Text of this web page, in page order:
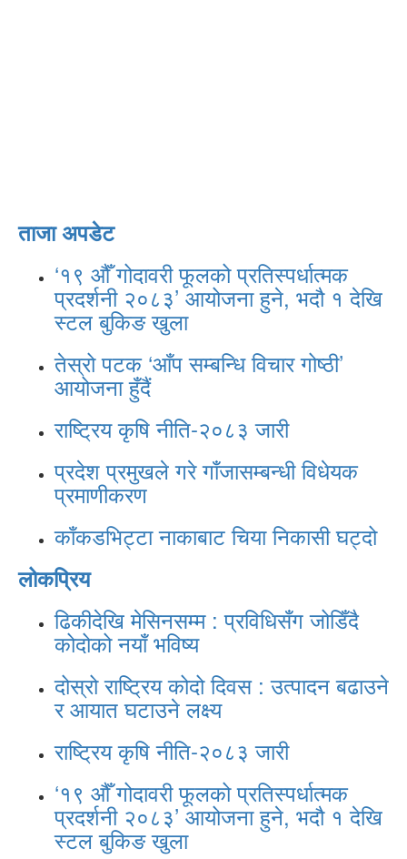
ताजा अपडेट
‘१९ औँ गोदावरी फूलको प्रतिस्पर्धात्मक
प्रदर्शनी २०८३’ आयोजना हुने, भदौ १ देखि
स्टल बुकिङ खुला
तेस्रो पटक ‘आँप सम्बन्धि विचार गोष्ठी’
आयोजना हुँदैं
राष्ट्रिय कृषि नीति-२०८३ जारी
प्रदेश प्रमुखले गरे गाँजासम्बन्धी विधेयक
प्रमाणीकरण
काँकडभिट्टा नाकाबाट चिया निकासी घट्दो
लोकप्रिय
ढिकीदेखि मेसिनसम्म : प्रविधिसँग जोडिँदै
कोदोको नयाँ भविष्य
दोस्रो राष्ट्रिय कोदो दिवस : उत्पादन बढाउने
र आयात घटाउने लक्ष्य
राष्ट्रिय कृषि नीति-२०८३ जारी
‘१९ औँ गोदावरी फूलको प्रतिस्पर्धात्मक
प्रदर्शनी २०८३’ आयोजना हुने, भदौ १ देखि
स्टल बुकिङ खुला